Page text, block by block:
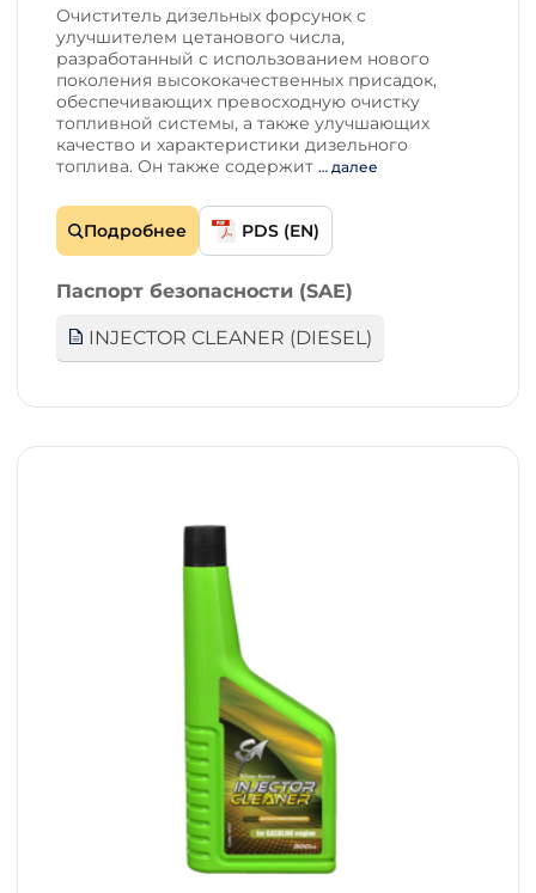
Очиститель дизельных форсунок с
улучшителем цетанового числа,
разработанный с использованием нового
поколения высококачественных присадок,
обеспечивающих превосходную очистку
топливной системы, а также улучшающих
качество и характеристики дизельного
топлива. Он также содержит… далее
Подробнее PDS (EN)
Паспорт безопасности (SAE)
INJECTOR CLEANER (DIESEL)